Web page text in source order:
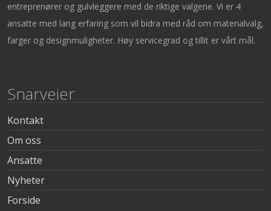
entreprenører og gulvleggere med de riktige valgene. Vi er 4
ansatte med lang erfaring som vil bidra med råd om materialvalg,
farger og designmuligheter. Høy servicegrad og tillit er vårt mål.
Snarveier
Kontakt
Om oss
Ansatte
Nyheter
Forside